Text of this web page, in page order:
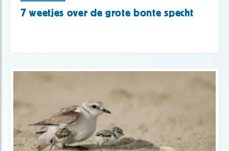
7 weetjes over de grote bonte specht